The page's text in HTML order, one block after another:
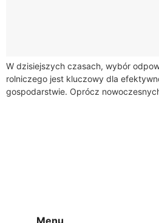
W dzisiejszych czasach, wybór
rolniczego jest kluczowy dla
gospodarstwie. Oprócz
Menu